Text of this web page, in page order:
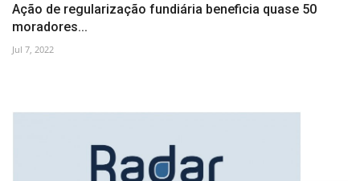
Ação de regularização fundiária beneficia quase 50
moradores...
Jul 7, 2022